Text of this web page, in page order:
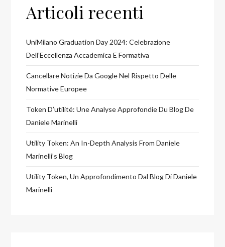
Articoli recenti
UniMilano Graduation Day 2024: Celebrazione
Dell’Eccellenza Accademica E Formativa
Cancellare Notizie Da Google Nel Rispetto Delle
Normative Europee
Token D’utilité: Une Analyse Approfondie Du Blog De
Daniele Marinelli
Utility Token: An In-Depth Analysis From Daniele
Marinelli’s Blog
Utility Token, Un Approfondimento Dal Blog Di Daniele
Marinelli